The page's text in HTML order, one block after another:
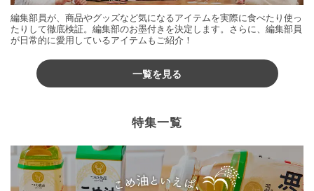
編集部員が、商品やグッズなど気になるアイテムを実際に食べたり使っ
たりして徹底検証。編集部のお墨付きを決定します。さらに、編集部員
が日常的に愛用しているアイテムもご紹介！
一覧を見る
特集一覧